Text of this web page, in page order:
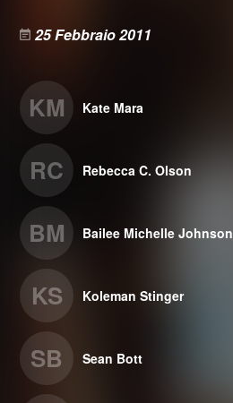
25 Febbraio 2011
KM Kate Mara
RC Rebecca C. Olson
BM Bailee Michelle Johnson
KS Koleman Stinger
SB Sean Bott